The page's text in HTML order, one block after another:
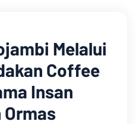
Melalui
Coffee
Insan
Ormas